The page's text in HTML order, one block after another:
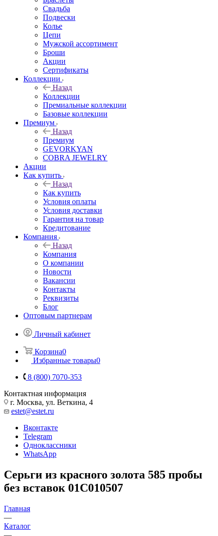
Свадьба
Подвески
Колье
Цепи
Мужской ассортимент
Броши
Акции
Сертификаты
Коллекции
Назад
Коллекции
Премиальные коллекции
Базовые коллекции
Премиум
Назад
Премиум
GEVORKYAN
COBRA JEWELRY
Акции
Как купить
Назад
Как купить
Условия оплаты
Условия доставки
Гарантия на товар
Кредитование
Компания
Назад
Компания
О компании
Новости
Вакансии
Контакты
Реквизиты
Блог
Оптовым партнерам
Личный кабинет
Корзина0
Избранные товары0
8 (800) 7070-353
Контактная информация
г. Москва, ул. Веткина, 4
estet@estet.ru
Вконтакте
Telegram
Одноклассники
WhatsApp
Серьги из красного золота 585 пробы
без вставок 01С010507
Главная
—
Каталог